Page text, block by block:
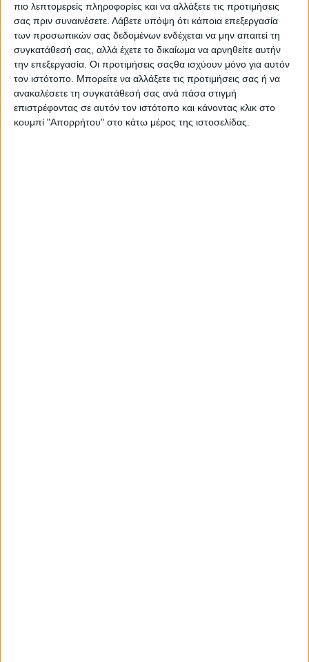
πιο λεπτομερείς πληροφορίες και να αλλάξετε τις προτιμήσεις
σας πριν συναινέσετε. Λάβετε υπόψη ότι κάποια επεξεργασία
των προσωπικών σας δεδομένων ενδέχεται να μην απαιτεί τη
συγκατάθεσή σας, αλλά έχετε το δικαίωμα να αρνηθείτε αυτήν
την επεξεργασία. Οι προτιμήσεις σαςθα ισχύουν μόνο για αυτόν
τον ιστότοπο. Μπορείτε να αλλάξετε τις προτιμήσεις σας ή να
ανακαλέσετε τη συγκατάθεσή σας ανά πάσα στιγμή
επιστρέφοντας σε αυτόν τον ιστότοπο και κάνοντας κλικ στο
κουμπί "Απορρήτου" στο κάτω μέρος της ιστοσελίδας.
Αιτωλοακαρνανία Αποτυπώματα
Πλοήγηση άρθρων
Σύσκεψη Ν. Φαρμάκη – Λ. Μενδώνη – Έτοιμη η μελέτη για το
Διαχρονικό Μουσείο στις καπναποθήκες Παπαπέτρου
Η «Διέξοδος» ανοίγει την «αυλαία» των Γιορτών με την έκθεση
«Ελλήνων Αίμα»